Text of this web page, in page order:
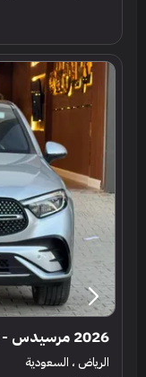
2026 مرسيدس - بنز جي إل سي 200
الرياض ، السعودية